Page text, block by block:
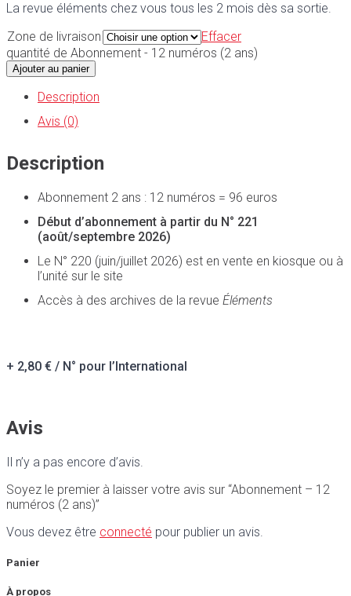
La revue éléments chez vous tous les 2 mois dès sa sortie.
Zone de livraison
Effacer
quantité de Abonnement - 12 numéros (2 ans)
Ajouter au panier
Description
Avis (0)
Description
Abonnement 2 ans : 12 numéros = 96 euros
Début d’abonnement à partir du N° 221
(août/septembre 2026)
Le N° 220 (juin/juillet 2026) est en vente en kiosque ou à
l’unité sur le site
Accès à des archives de la revue Éléments
+ 2,80 € / N° pour l’International
Avis
Il n’y a pas encore d’avis.
Soyez le premier à laisser votre avis sur “Abonnement – 12
numéros (2 ans)”
Vous devez être connecté pour publier un avis.
Panier
À propos